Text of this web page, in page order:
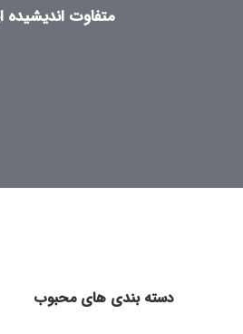
متفاوت اندیشیده
دسته بندی های محبوب